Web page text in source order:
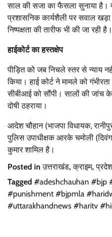
साल की सजा का फैसला सुनाया है।
प्रशासनिक कार्यशैली पर सवाल खड़ा
निष्पक्षता की तारीफ भी की जा रही है।
हाईकोर्ट का हस्तक्षेप
पीड़ित को जब निचले स्तर से न्याय
किया। हाई कोर्ट ने मामले को
सीबीआई को सौंपी। सालों की जांच
दोषी ठहराया।
आदेश चौहान (भाजपा विधायक,
पुलिस उपाधीक्षक आरके चमोली
कुमार शामिल है।
Posted inउत्तराखंड,क्राइम,प्रदेश
Tagged #adeshchauhan #bjp
#punishment #bjpmla
#uttarakhandnews #haritv